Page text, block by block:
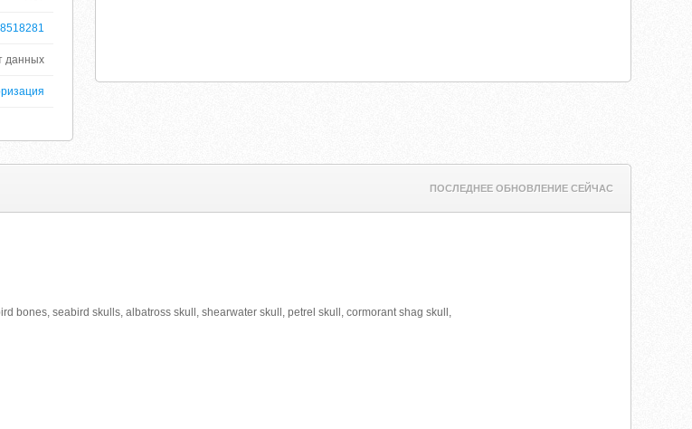
8518281
данных
ПОСЛЕДНЕЕ ОБНОВЛЕНИЕ СЕЙЧАС
bones, seabird skulls, albatross skull, shearwater skull, petrel skull, cormorant shag skull,